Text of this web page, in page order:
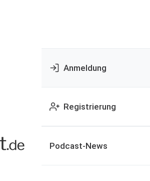
Anmeldung
Registrierung
Podcast-News